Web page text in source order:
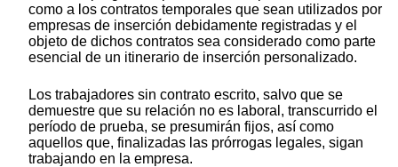
como a los contratos temporales que sean utilizados por
empresas de inserción debidamente registradas y el
objeto de dichos contratos sea considerado como parte
esencial de un itinerario de inserción personalizado.
Los trabajadores sin contrato escrito, salvo que se
demuestre que su relación no es laboral, transcurrido el
período de prueba, se presumirán fijos, así como
aquellos que, finalizadas las prórrogas legales, sigan
trabajando en la empresa.